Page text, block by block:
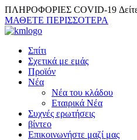
ΠΛΗΡΟΦΟΡΙΕΣ COVID-19
ΜΑΘΕΤΕ ΠΕΡΙΣΣΟΤΕΡΑ
Σπίτι
Σχετικά με εμάς
Προϊόν
Νέα
Νέα του κλάδου
Εταιρικά Νέα
Συχνές ερωτήσεις
βίντεο
Επικοινωνήστε μαζί μας